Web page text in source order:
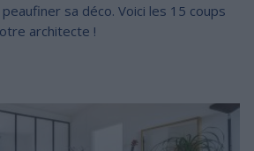
sa déco. Voici les 15 coups
architecte !